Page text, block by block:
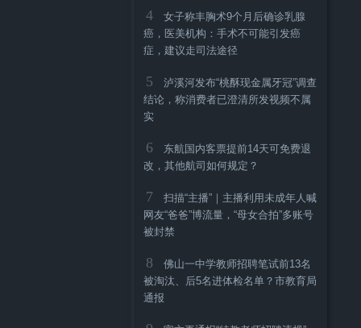
4
女子称丰胸术9个月后确诊乳腺
癌，医美机构：手术不可能引发癌
症，建议走司法途径
5
泸溪河发布“桃酥现金属牙冠”调查
结论，称消费者已澄清所发视频不属
实
6
东航国内客票提前14天可免费退
改，其他航司如何规定？
7
扫描“主播”｜主播利用未成年人喊
网友“爸爸”博流量，“母女合拍”多账号
被封禁
8
佛山一中学教师招聘笔试前13名
被淘汰、后5名进体检名单？市教育局
通报